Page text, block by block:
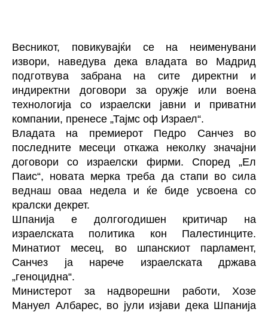
Весникот, повикувајќи се на неименувани
извори, наведува дека владата во Мадрид
подготвува забрана на сите директни и
индиректни договори за оружје или воена
технологија со израелски јавни и приватни
компании, пренесе „Тајмс оф Израел“.
Владата на премиерот Педро Санчез во
последните месеци откажа неколку значајни
договори со израелски фирми. Според „Ел
Паис“, новата мерка треба да стапи во сила
веднаш оваа недела и ќе биде усвоена со
кралски декрет.
Шпанија е долгогодишен критичар на
израелската политика кон Палестинците.
Минатиот месец, во шпанскиот парламент,
Санчез ја нарече израелската држава
„геноцидна“.
Министерот за надворешни работи, Хозе
Мануел Албарес, во јули изјави дека Шпанија